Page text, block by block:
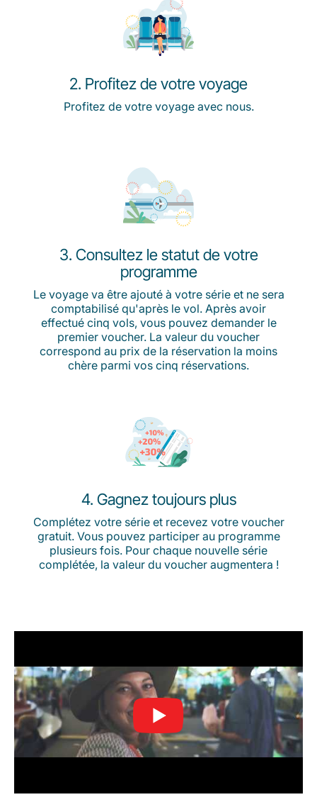
2. Profitez de votre voyage
Profitez de votre voyage avec nous.
3. Consultez le statut de votre
programme
Le voyage va être ajouté à votre série et ne sera
comptabilisé qu'après le vol. Après avoir
effectué cinq vols, vous pouvez demander le
premier voucher. La valeur du voucher
correspond au prix de la réservation la moins
chère parmi vos cinq réservations.
4. Gagnez toujours plus
Complétez votre série et recevez votre voucher
gratuit. Vous pouvez participer au programme
plusieurs fois. Pour chaque nouvelle série
complétée, la valeur du voucher augmentera !